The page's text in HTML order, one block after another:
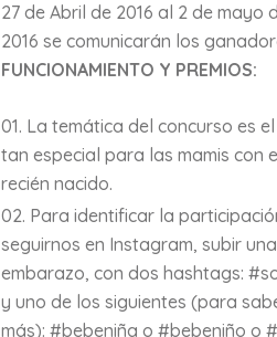
27 de Abril de 2016 al 2 de mayo
2016 se comunicarán los
FUNCIONAMIENTO Y PREMIOS:
La temática del concurso es
tan especial para las mamis con
recién nacido.
Para identificar la
seguirnos en Instagram, subir
embarazo, con dos hashtags:
y uno de los siguientes (para
más): #bebeniña o #bebeniño o